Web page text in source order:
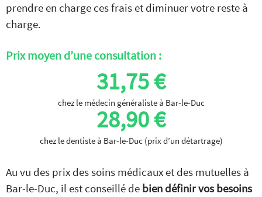
prendre en charge ces frais et diminuer votre reste à
charge.
Prix moyen d’une consultation :
31,75 €
chez le médecin généraliste à Bar-le-Duc
28,90 €
chez le dentiste à Bar-le-Duc (prix d’un détartrage)
Au vu des prix des soins médicaux et des mutuelles à
Bar-le-Duc, il est conseillé de bien définir vos besoins